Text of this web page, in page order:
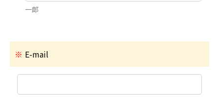
一郎
※ E-mail